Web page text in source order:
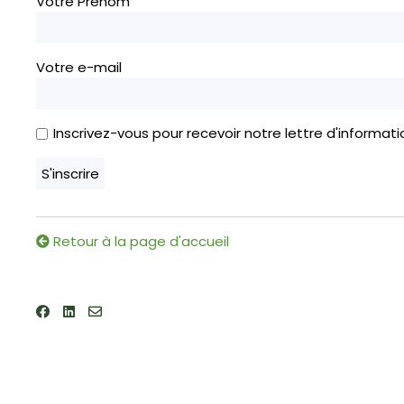
Votre e-mail
Inscrivez-vous pour recevoir notre lettre
Retour à la page d'accueil